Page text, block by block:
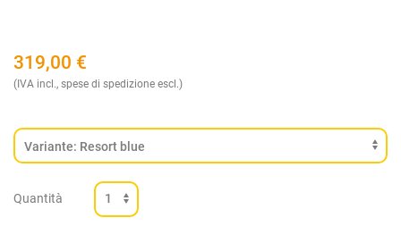
319,00 €
(IVA incl., spese di spedizione escl.)
Quantità